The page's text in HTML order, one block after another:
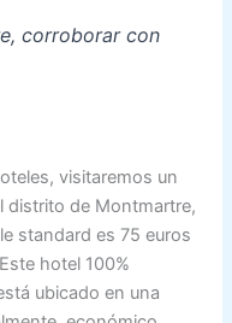
corroborar con
visitaremos un
distrito de Montmartre,
standard es 75 euros
hotel 100%
ubicado en una